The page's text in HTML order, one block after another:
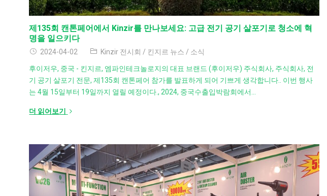
제135회 캔톤페어에서 Kinzir를 만나보세요: 고급 전기 공기 살포기로 청소에 혁
명을 일으키다
2024-04-02 Kinzir 전시회 / 킨지르 뉴스 / 소식
후이저우, 중국 - 킨지르, 엠파인테크놀로지의 대표 브랜드 (후이저우) 주식회사, 주식회사, 전
기 공기 살포기 전문, 제135회 캔톤페어 참가를 발표하게 되어 기쁘게 생각합니다.. 이번 행사
는 4월 15일부터 19일까지 열릴 예정이다., 2024, 중국수출입박람회에서…
더 읽어보기